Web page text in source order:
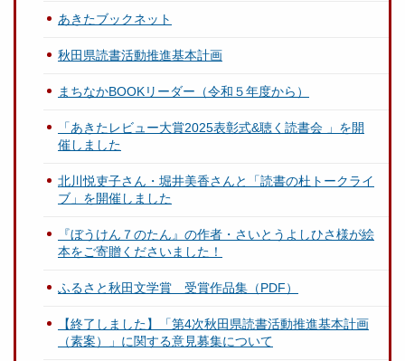
あきたブックネット
秋田県読書活動推進基本計画
まちなかBOOKリーダー（令和５年度から）
「あきたレビュー大賞2025表彰式&聴く読書会 」を開
催しました
北川悦吏子さん・堀井美香さんと「読書の杜トークライ
ブ」を開催しました
『ぼうけん７のたん』の作者・さいとうよしひさ様が絵
本をご寄贈くださいました！
ふるさと秋田文学賞 受賞作品集（PDF）
【終了しました】「第4次秋田県読書活動推進基本計画
（素案）」に関する意見募集について